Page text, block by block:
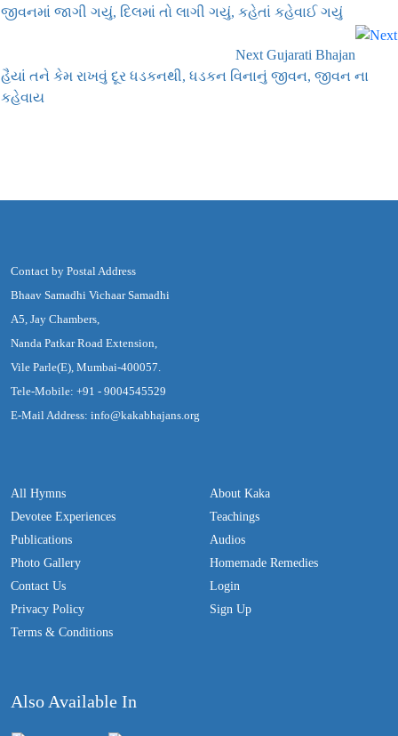
જીવનમાં જાગી ગયું, દિલમાં તો લાગી ગયું, કહેતાં કહેવાઈ ગયું
Next Gujarati Bhajan
હૈયાં તને કેમ રાખવું દૂર ધડકનથી, ધડકન વિનાનું જીવન, જીવન ના
કહેવાય
Contact by Postal Address
Bhaav Samadhi Vichaar Samadhi
A5, Jay Chambers,
Nanda Patkar Road Extension,
Vile Parle(E), Mumbai-400057.
Tele-Mobile: +91 - 9004545529
E-Mail Address: info@kakabhajans.org
All Hymns
Devotee Experiences
Publications
Photo Gallery
Contact Us
Privacy Policy
Terms & Conditions
About Kaka
Teachings
Audios
Homemade Remedies
Login
Sign Up
Also Available In